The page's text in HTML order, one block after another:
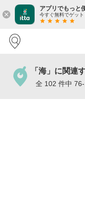
close
アプリでもっと
今すぐ無料でゲット
star star star star star
「海」に関連
全 102 件中